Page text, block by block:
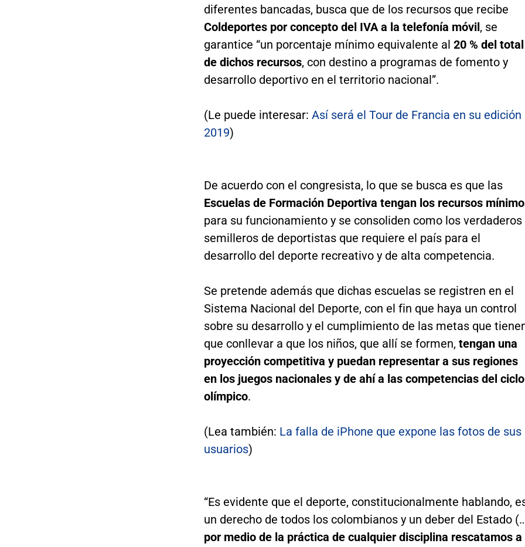
diferentes bancadas, busca que de los recursos que recibe
Coldeportes por concepto del IVA a la telefonía móvil, se
garantice “un porcentaje mínimo equivalente al 20 % del total
de dichos recursos, con destino a programas de fomento y
desarrollo deportivo en el territorio nacional”.
(Le puede interesar: Así será el Tour de Francia en su edición
2019)
De acuerdo con el congresista, lo que se busca es que las
Escuelas de Formación Deportiva tengan los recursos
para su funcionamiento y se consoliden como los verdaderos
semilleros de deportistas que requiere el país para el
desarrollo del deporte recreativo y de alta competencia.
Se pretende además que dichas escuelas se registren en el
Sistema Nacional del Deporte, con el fin que haya un control
sobre su desarrollo y el cumplimiento de las metas que
que conllevar a que los niños, que allí se formen, tengan una
proyección competitiva y puedan representar a sus regiones
en los juegos nacionales y de ahí a las competencias del ciclo
olímpico.
(Lea también: La falla de iPhone que expone las fotos de sus
usuarios)
“Es evidente que el deporte, constitucionalmente hablando,
un derecho de todos los colombianos y un deber del Estado
por medio de la práctica de cualquier disciplina rescatamos a